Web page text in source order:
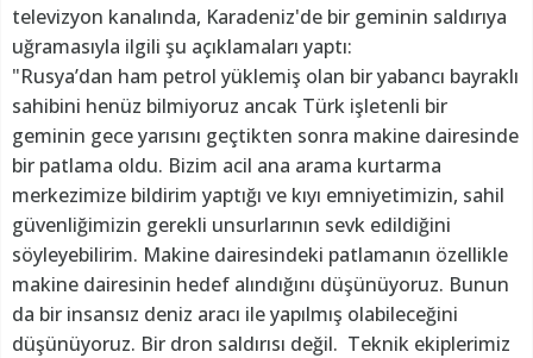
televizyon kanalında, Karadeniz'de bir geminin saldırıya
uğramasıyla ilgili şu açıklamaları yaptı:
"Rusya’dan ham petrol yüklemiş olan bir yabancı bayraklı
sahibini henüz bilmiyoruz ancak Türk işletenli bir
geminin gece yarısını geçtikten sonra makine dairesinde
bir patlama oldu. Bizim acil ana arama kurtarma
merkezimize bildirim yaptığı ve kıyı emniyetimizin, sahil
güvenliğimizin gerekli unsurlarının sevk edildiğini
söyleyebilirim. Makine dairesindeki patlamanın özellikle
makine dairesinin hedef alındığını düşünüyoruz. Bunun
da bir insansız deniz aracı ile yapılmış olabileceğini
düşünüyoruz. Bir dron saldırısı değil. Teknik ekiplerimiz